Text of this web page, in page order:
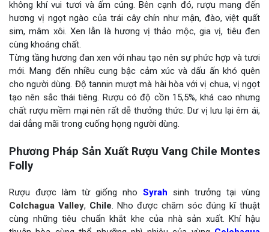
không khí vui tươi và ấm cúng. Bên cạnh đó, rượu mang đến
hương vị ngọt ngào của trái cây chín như mận, đào, việt quất
sim, mâm xôi. Xen lẫn là hương vị thảo mộc, gia vị, tiêu đen
cùng khoáng chất.
Từng tầng hương đan xen với nhau tạo nên sự phức hợp và tươi
mới. Mang đến nhiều cung bậc cảm xúc và dấu ấn khó quên
cho người dùng. Độ tannin mượt mà hài hòa với vị chua, vị ngọt
tạo nên sắc thái tiêng. Rượu có độ cồn 15,5%, khá cao nhưng
chất rượu mềm mại nên rất dễ thưởng thức. Dư vị lưu lại êm ái,
dai dẳng mãi trong cuống họng người dùng.
Phương Pháp Sản Xuất Rượu Vang Chile Montes
Folly
Rượu được làm từ giống nho Syrah sinh trưởng tại vùng
Colchagua Valley, Chile. Nho được chăm sóc đúng kĩ thuật
cùng những tiêu chuẩn khắt khe của nhà sản xuất. Khí hậu